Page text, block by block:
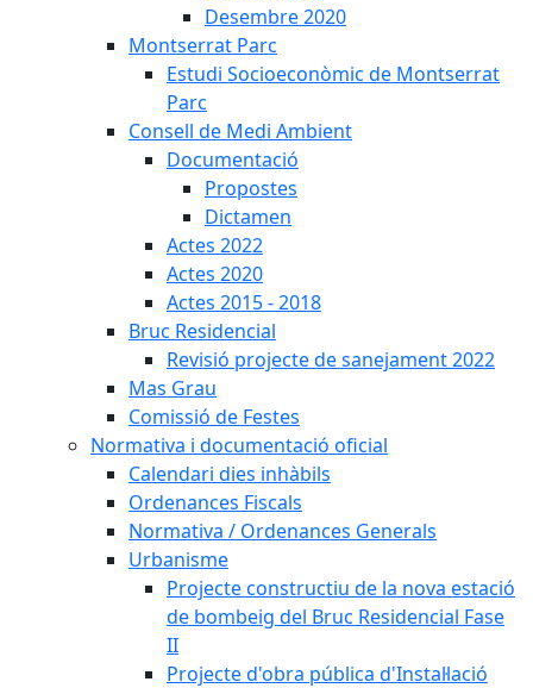
Desembre 2020
Montserrat Parc
Estudi Socioeconòmic de Montserrat
Parc
Consell de Medi Ambient
Documentació
Propostes
Dictamen
Actes 2022
Actes 2020
Actes 2015 - 2018
Bruc Residencial
Revisió projecte de sanejament 2022
Mas Grau
Comissió de Festes
Normativa i documentació oficial
Calendari dies inhàbils
Ordenances Fiscals
Normativa / Ordenances Generals
Urbanisme
Projecte constructiu de la nova estació
de bombeig del Bruc Residencial Fase
II
Projecte d'obra pública d'Instal·lació